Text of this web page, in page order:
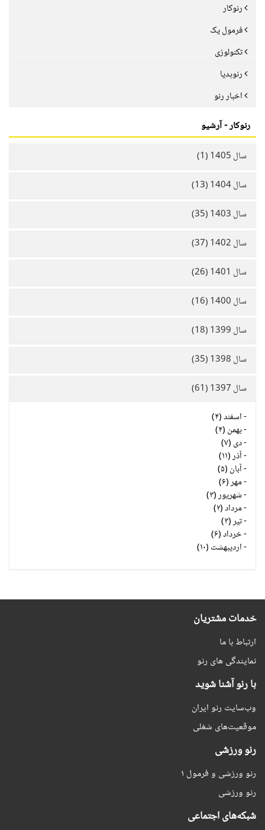
رنوکار
فرمول یک
تکنولوژی
رنوپدیا
اخبار رنو
رنوکار - آرشیو
سال 1405 (1)
سال 1404 (13)
سال 1403 (35)
سال 1402 (37)
سال 1401 (26)
سال 1400 (16)
سال 1399 (18)
سال 1398 (35)
سال 1397 (61)
-اسفند (۴)
-بهمن (۴)
-دی (۷)
-آذر (۱۱)
-آبان (۵)
-مهر (۶)
-شهریور (۳)
-مرداد (۲)
-تیر (۳)
-خرداد (۶)
-اردیبهشت (۱۰)
خدمات مشتریان
ارتباط با ما
نمایندگی های رنو
با رنو آشنا شوید
وب‌سایت رنو ایران
موقعیت‌های شغلی
رنو ورزشی
رنو ورزشی و فرمول ۱
رنو ورزشی
شبکه‌های اجتماعی